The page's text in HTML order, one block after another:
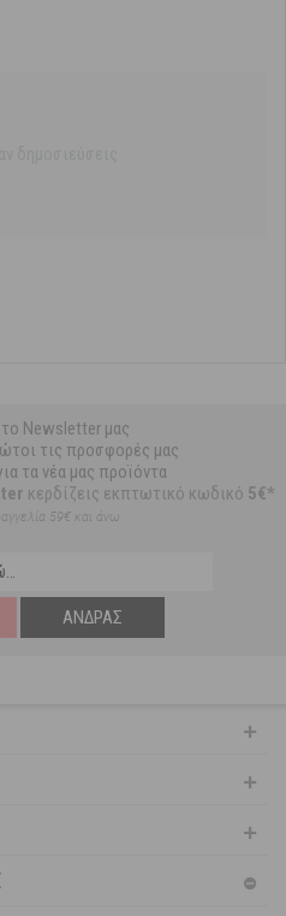
Newsletter μας
τις προσφορές μας
τα νέα μας προϊόντα
κερδίζεις εκπτωτικό κωδικό 5€*
59€ και άνω
ΆΝΔΡΑΣ